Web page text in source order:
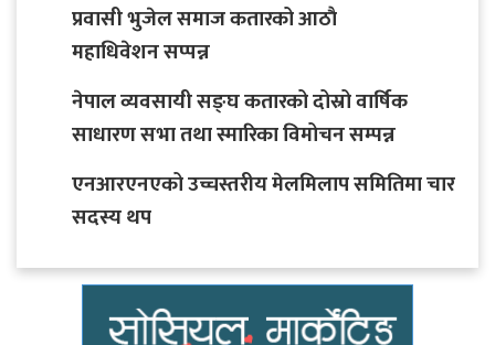
प्रवासी भुजेल समाज कतारको आठाै
महाधिवेशन सप्पन्न
नेपाल व्यवसायी सङ्घ कतारको दोस्रो वार्षिक
साधारण सभा तथा स्मारिका विमोचन सम्पन्न
एनआरएनएको उच्चस्तरीय मेलमिलाप समितिमा चार
सदस्य थप